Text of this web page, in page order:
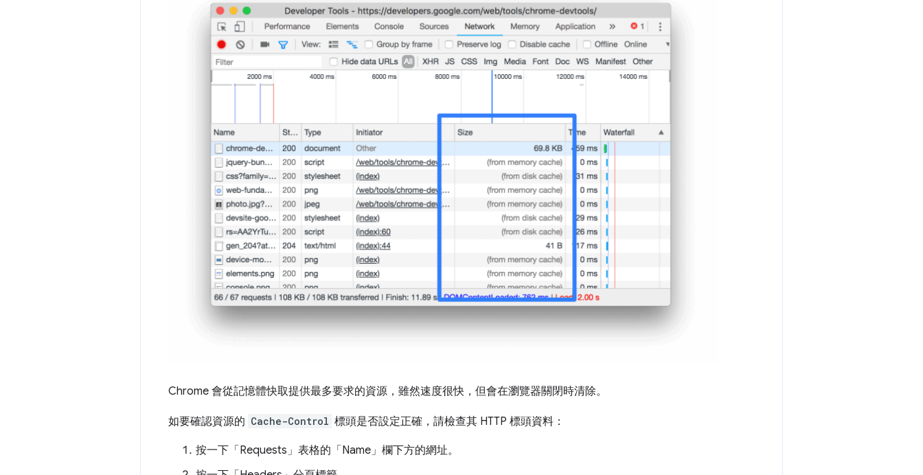
Chrome 會從記憶體快取提供最多要求的資源，雖然速度很快，但會在瀏覽器關閉時清除。
如要確認資源的 Cache-Control 標頭是否設定正確，請檢查其 HTTP 標頭資料：
按一下「Requests」表格的「Name」 欄下方的網址。